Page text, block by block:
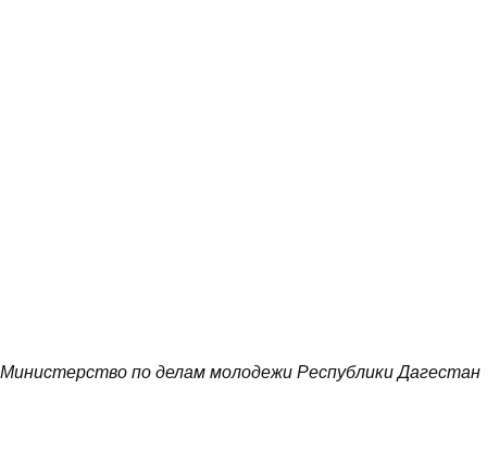
Министерство по делам молодежи Республики Дагестан